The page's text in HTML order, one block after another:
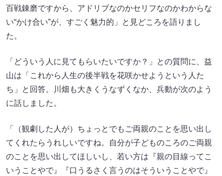
百戦錬磨ですから、アドリブなのかセリフなのかわからな
い“かけ合い”が、すごく魅力的」と見どころを語りまし
た。
「どういう人に見てもらいたいですか？」との質問に、益
山は「これから人生の後半戦を花咲かせようという人た
ち」と回答。川畑も大きくうなずくなか、兵動が次のよう
に話しました。
「（観劇した人が）ちょっとでもご両親のことを思い出し
てくれたらうれしいですね。自分が子どものころのご両親
のことを思い出してほしいし、若い方は『親の目線ってこ
いうことやで』『口うるさく言うのはそういうことやで』